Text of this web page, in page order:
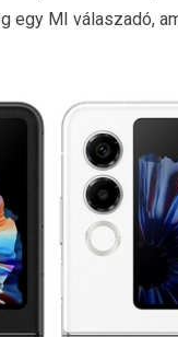
egy MI válaszadó,